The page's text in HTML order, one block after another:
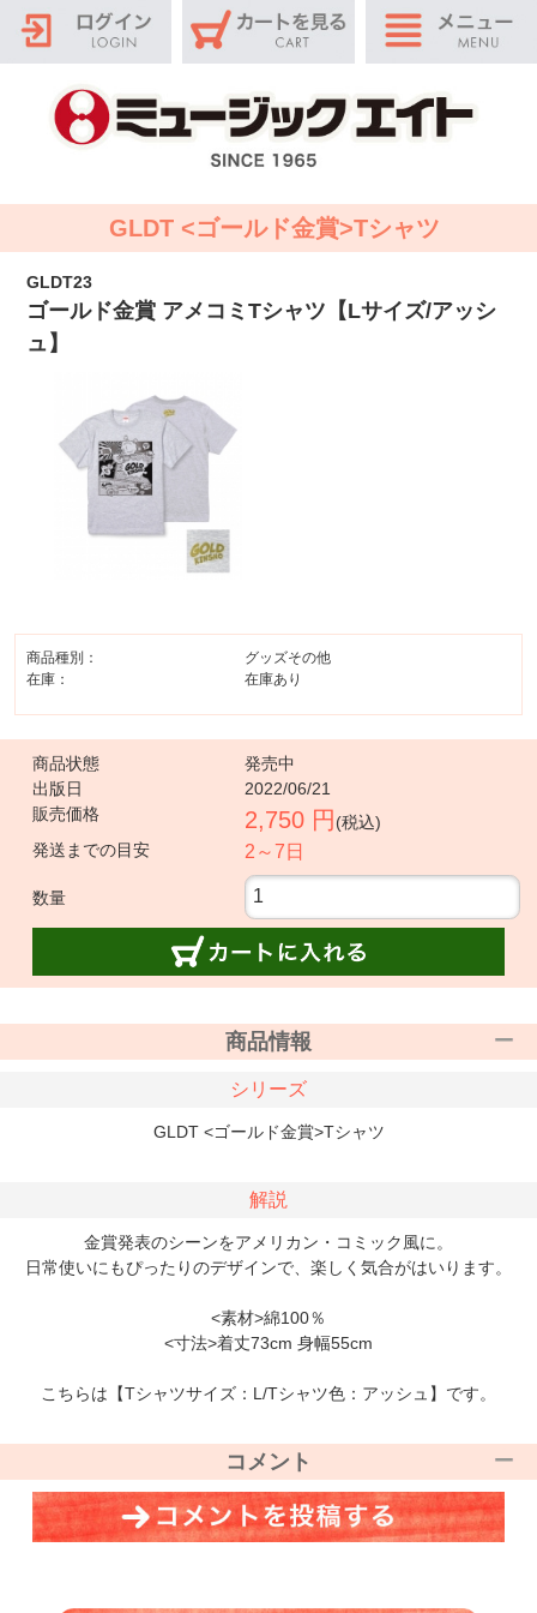
GLDT <ゴールド金賞>Tシャツ
GLDT23
ゴールド金賞 アメコミTシャツ【Lサイズ/アッシ
ュ】
商品種別：
グッズその他
在庫：
在庫あり
商品状態
発売中
出版日
2022/06/21
販売価格
2,750 円(税込)
発送までの目安
2～7日
数量
商品情報
シリーズ
GLDT <ゴールド金賞>Tシャツ
解説
金賞発表のシーンをアメリカン・コミック風に。
日常使いにもぴったりのデザインで、楽しく気合がはいります。
<素材>綿100％
<寸法>着丈73cm 身幅55cm
こちらは【Tシャツサイズ：L/Tシャツ色：アッシュ】です。
コメント